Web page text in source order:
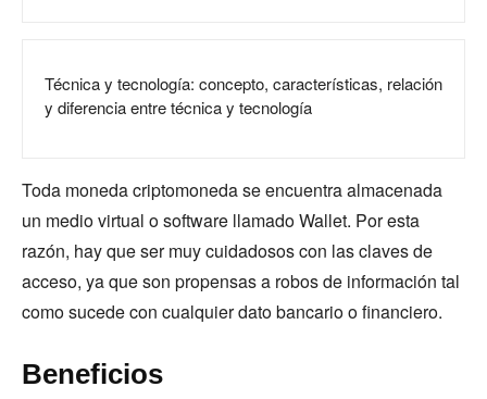
Técnica y tecnología: concepto, características, relación
y diferencia entre técnica y tecnología
Toda moneda criptomoneda se encuentra almacenada
un medio virtual o software llamado Wallet. Por esta
razón, hay que ser muy cuidadosos con las claves de
acceso, ya que son propensas a robos de información tal
como sucede con cualquier dato bancario o financiero.
Beneficios